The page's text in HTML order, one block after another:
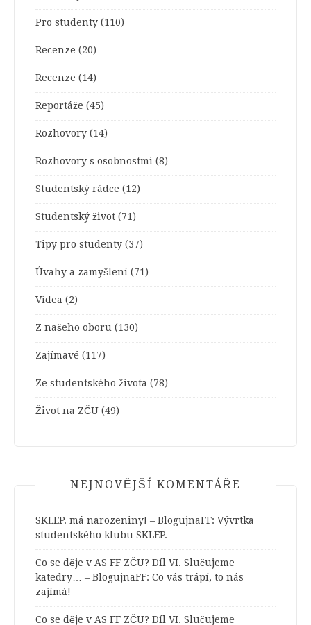
Pro studenty (110)
Recenze (20)
Recenze (14)
Reportáže (45)
Rozhovory (14)
Rozhovory s osobnostmi (8)
Studentský rádce (12)
Studentský život (71)
Tipy pro studenty (37)
Úvahy a zamyšlení (71)
Videa (2)
Z našeho oboru (130)
Zajímavé (117)
Ze studentského života (78)
Život na ZČU (49)
NEJNOVĚJŠÍ KOMENTÁŘE
SKLEP. má narozeniny! – BlogujnaFF: Vývrtka
studentského klubu SKLEP.
Co se děje v AS FF ZČU? Díl VI. Slučujeme
katedry… – BlogujnaFF: Co vás trápí, to nás
zajímá!
Co se děje v AS FF ZČU? Díl VI. Slučujeme